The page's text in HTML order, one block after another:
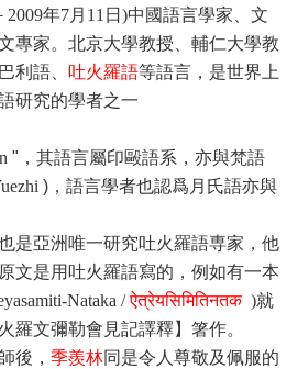
2009年7月11日)中國語言學家、文
專家。北京大學教授、輔仁大學教
巴利語、 吐火羅語等語言，是世界上
研究的學者之一
"，其語言屬印毆語系，亦與梵語
)，語言學者也認爲月氏語亦與
是亞洲唯一研究吐火羅語専家，他
文是用吐火羅語寫的，例如有一本
Nataka /ऐत्रेयसिमितिनतक)就
羅文彌勒會見記譯釋】箸作。
後， 季羨林同是令人尊敬及佩服的